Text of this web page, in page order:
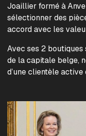
Joaillier formé à
sélectionner des
accord avec les
Avec ses 2 boutiques
de la capitale belge,
d’une clientèle